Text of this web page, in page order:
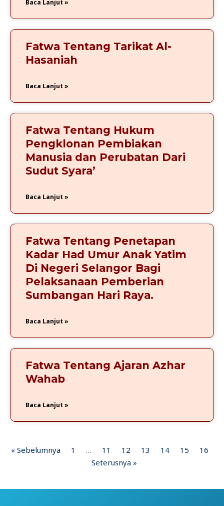
Baca Lanjut »
Fatwa Tentang Tarikat Al-
Hasaniah
Baca Lanjut »
Fatwa Tentang Hukum
Pengklonan Pembiakan
Manusia dan Perubatan Dari
Sudut Syara’
Baca Lanjut »
Fatwa Tentang Penetapan
Kadar Had Umur Anak Yatim
Di Negeri Selangor Bagi
Pelaksanaan Pemberian
Sumbangan Hari Raya.
Baca Lanjut »
Fatwa Tentang Ajaran Azhar
Wahab
Baca Lanjut »
« Sebelumnya 1 … 11 12 13 14 15
16
Seterusnya »